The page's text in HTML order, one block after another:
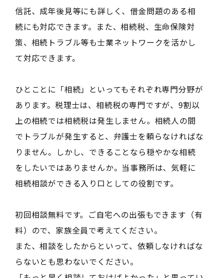
信託、成年後見等にも詳しく、借金問題のある相
続にも対応できます。また、相続税、生命保険対
策、相続トラブル等も士業ネットワークを活かし
て対応できます。
ひとことに「相続」といってもそれぞれ専門分野が
あります。税理士は、相続税の専門ですが、9割以
上の相続では相続税は発生しません。相続人の間
でトラブルが発生すると、弁護士を頼らなければな
りません。しかし、できることなら穏やかな相続
をしたいではありませんか。当事務所は、気軽に
相続相談ができる入り口としての役割です。
初回相談無料です。ご自宅への出張もできます（有
料）ので、家族全員で考えてください。
また、相談をしたからといって、依頼しなければな
らないとも思わないでください。